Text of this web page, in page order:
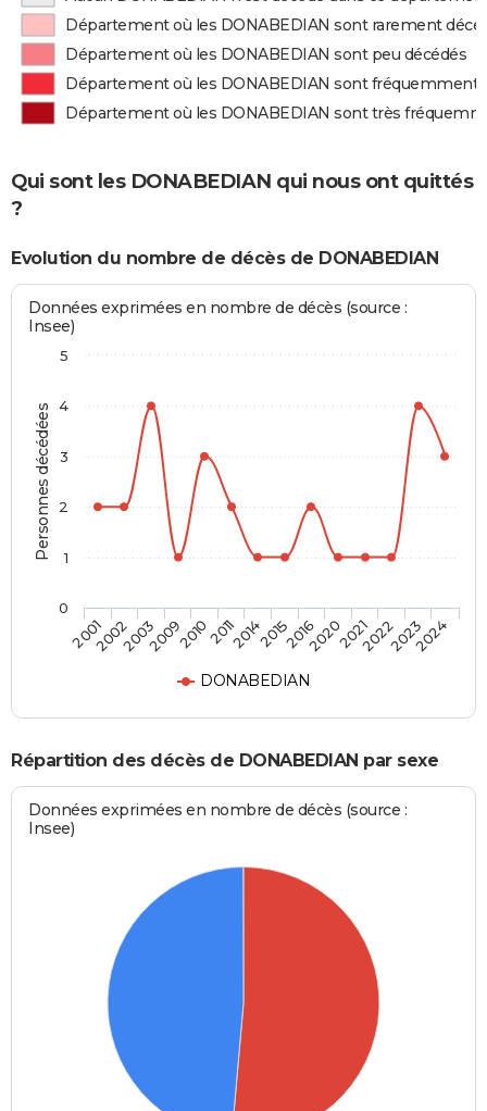
Département où les DONABEDIAN sont rarement
Département où les DONABEDIAN sont peu décédés
Département où les DONABEDIAN sont fréquemment
Département où les DONABEDIAN sont très
Qui sont les DONABEDIAN qui nous ont quittés
?
Evolution du nombre de décès de DONABEDIAN
Personnes décédées
Données exprimées en nombre de décès (source :
Insee)
DONABEDIAN
20012002200320092010201120142015201620202021202220232024
0
1
2
3
4
5
Répartition des décès de DONABEDIAN par sexe
Données exprimées en nombre de décès (source :
Insee)